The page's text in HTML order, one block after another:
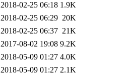
2018-02-25 06:18 1.9K
2018-02-25 06:29 20K
2018-02-25 06:37 21K
2017-08-02 19:08 9.2K
2018-05-09 01:27 4.0K
2018-05-09 01:27 2.1K